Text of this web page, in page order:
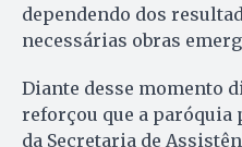
dependendo dos
necessárias obras
Diante desse momento
reforçou que a paróquia
da Secretaria de